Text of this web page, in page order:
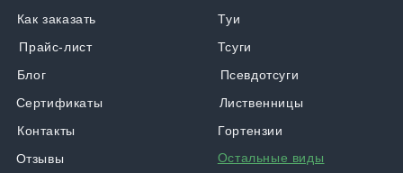
Как заказать
Прайс-лист
Отзывы
Контакты
Туи
Тсуги
Псевдотсуги
Лиственницы
Гортензии
Остальные виды
Блог
Сертификаты